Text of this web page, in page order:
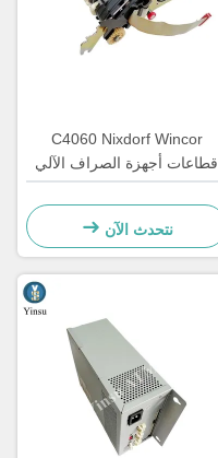
C4060 Nixdorf Wincor
قطاعات أجهزة الصراف الآلي
المكون CRS ATS وحدة
المركزية AU Module
1750134478
نتحدث الآن